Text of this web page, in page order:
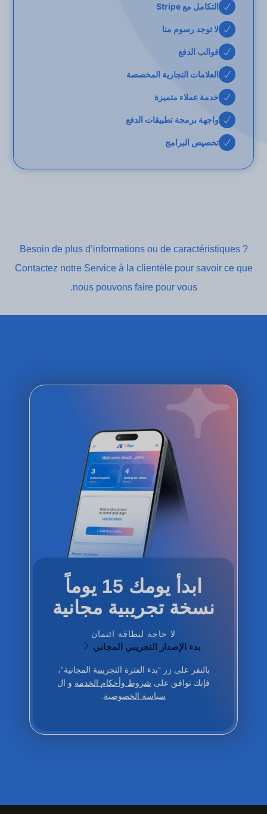
التكامل مع Stripe
لا توجد رسوم منا
قوالب الدفع
العلامات التجارية المخصصة
خدمة عملاء متميزة
واجهة برمجة تطبيقات الدفع
تخصيص البرامج
Besoin de plus d’informations ou de caractéristiques ?
Contactez notre Service à la clientèle pour savoir ce que
nous pouvons faire pour vous.
ابدأ يومك 15 يوماً
نسخة تجريبية مجانية
لا حاجة لبطاقة ائتمان
بدء الإصدار التجريبي المجاني
بالنقر على زر “بدء الفترة التجريبية المجانية”،
فإنك توافق على شروط وأحكام الخدمة و ال
سياسة الخصوصية.